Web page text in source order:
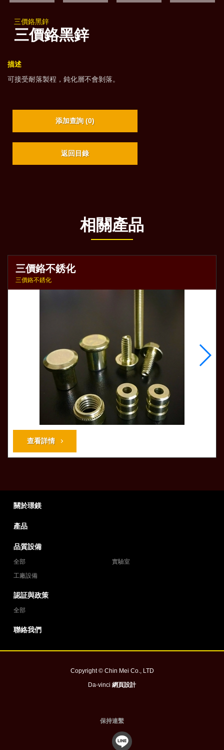
三價鉻黑鋅
三價鉻黑鋅
描述
可接受耐落製程，鈍化層不會剝落。
添加查詢 (0)
返回目錄
相關產品
三價鉻不銹化
三價鉻不銹化
查看詳情
關於璟鎂
產品
品質設備
全部
實驗室
工廠設備
認証與政策
全部
聯絡我們
Copyright © Chin Mei Co., LTD
Da-vinci 網頁設計
保持連繫